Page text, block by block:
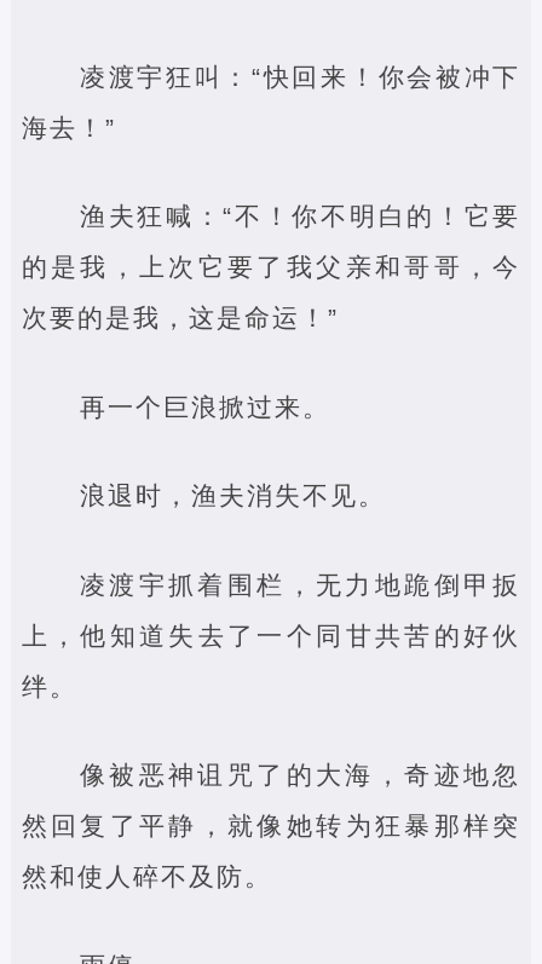
凌渡宇狂叫：“快回来！你会被冲下
海去！”
渔夫狂喊：“不！你不明白的！它要
的是我，上次它要了我父亲和哥哥，今
次要的是我，这是命运！”
再一个巨浪掀过来。
浪退时，渔夫消失不见。
凌渡宇抓着围栏，无力地跪倒甲扳
上，他知道失去了一个同甘共苦的好伙
绊。
像被恶神诅咒了的大海，奇迹地忽
然回复了平静，就像她转为狂暴那样突
然和使人碎不及防。